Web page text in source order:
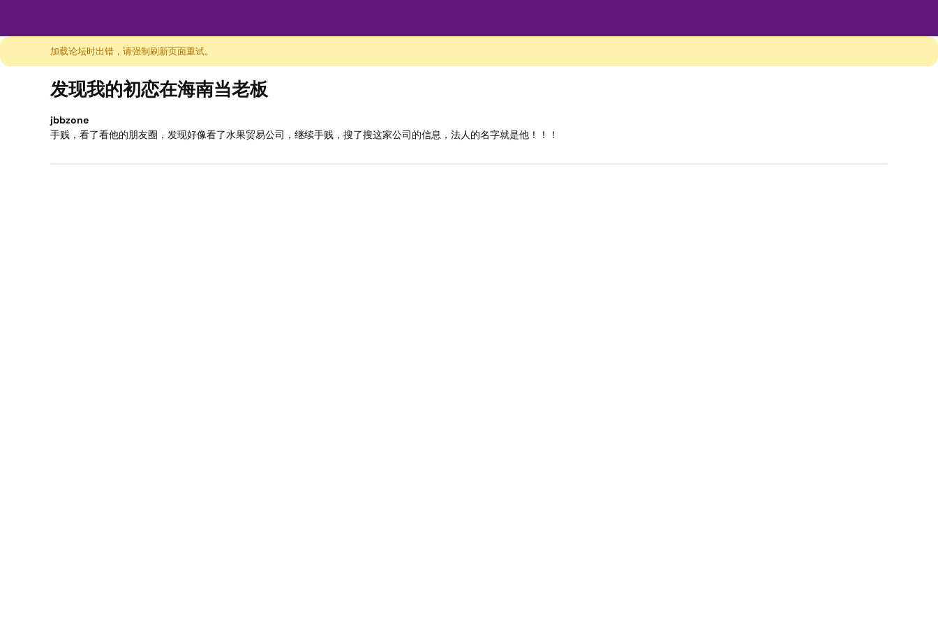
加载论坛时出错，请强制刷新页面重试。
发现我的初恋在海南当老板
jbbzone
手贱，看了看他的朋友圈，发现好像看了水果贸易公司，继续手贱，搜了搜这家公司的信息，法人的名字就是他！！！